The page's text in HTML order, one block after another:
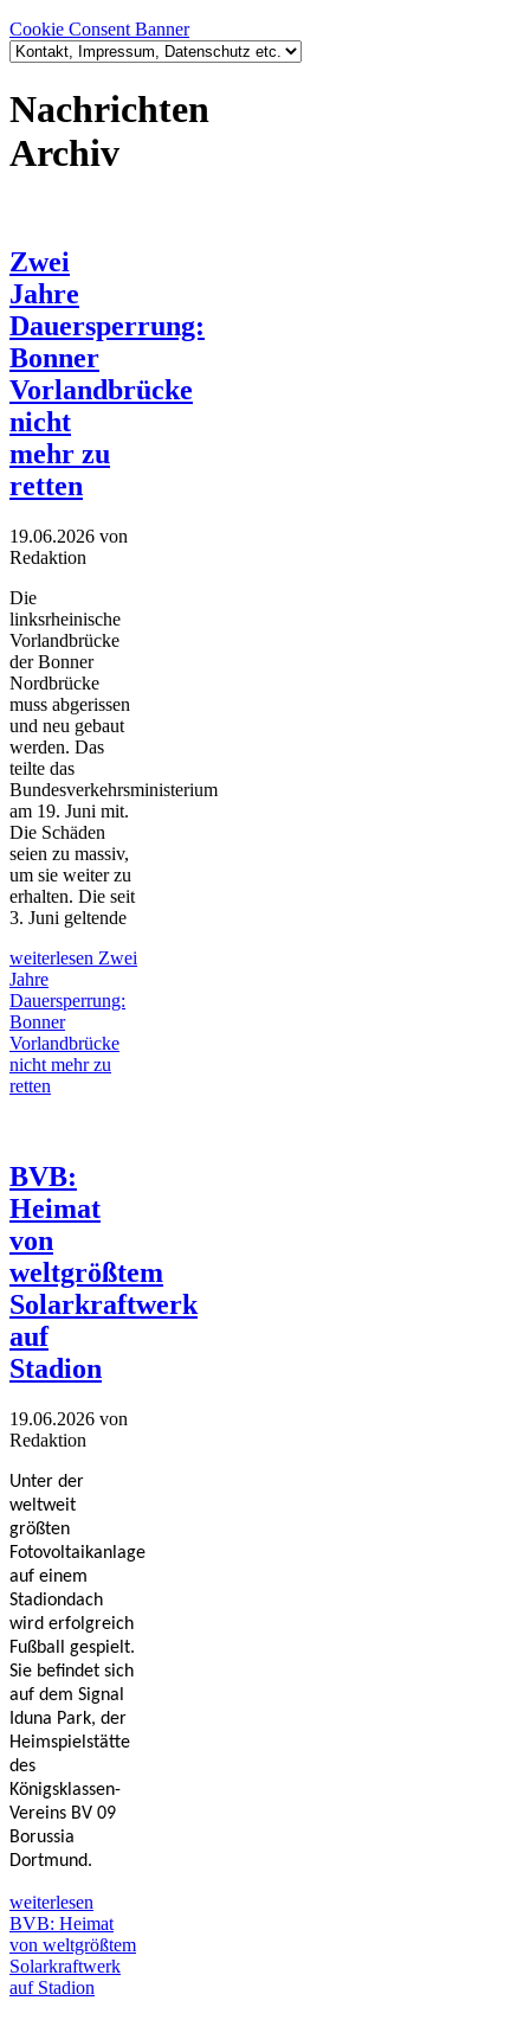
Cookie Consent Banner
Nachrichten
Archiv
Zwei
Jahre
Dauersperrung:
Bonner
Vorlandbrücke
nicht
mehr zu
retten
19.06.2026 von
Redaktion
Die
linksrheinische
Vorlandbrücke
der Bonner
Nordbrücke
muss abgerissen
und neu gebaut
werden. Das
teilte das
Bundesverkehrsministerium
am 19. Juni mit.
Die Schäden
seien zu massiv,
um sie weiter zu
erhalten. Die seit
3. Juni geltende
weiterlesen Zwei
Jahre
Dauersperrung:
Bonner
Vorlandbrücke
nicht mehr zu
retten
BVB:
Heimat
von
weltgrößtem
Solarkraftwerk
auf
Stadion
19.06.2026 von
Redaktion
Unter der
weltweit
größten
Fotovoltaikanlage
auf einem
Stadiondach
wird erfolgreich
Fußball gespielt.
Sie befindet sich
auf dem Signal
Iduna Park, der
Heimspielstätte
des
Königsklassen-
Vereins BV 09
Borussia
Dortmund.
weiterlesen
BVB: Heimat
von weltgrößtem
Solarkraftwerk
auf Stadion